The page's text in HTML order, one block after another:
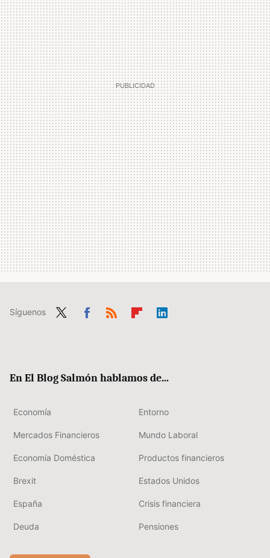
Síguenos
En El Blog Salmón hablamos de...
Economía Entorno
Mercados Financieros Mundo Laboral
Economía Doméstica Productos financieros
Brexit Estados Unidos
España Crisis financiera
Deuda Pensiones